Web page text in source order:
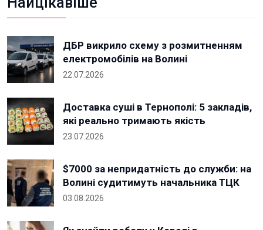
ДБР викрило схему з розмитненням
електромобілів на Волині
22.07.2026
Доставка суші в Тернополі: 5 закладів,
які реально тримають якість
23.07.2026
$7000 за непридатність до служби: на
Волині судитимуть начальника ТЦК
03.08.2026